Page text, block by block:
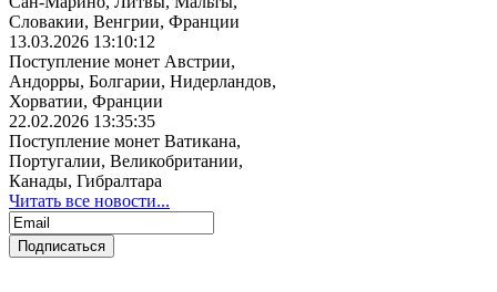
Словакии, Венгрии, Франции
13.03.2026 13:10:12
Поступление монет Австрии,
Андорры, Болгарии, Нидерландов,
Хорватии, Франции
22.02.2026 13:35:35
Поступление монет Ватикана,
Португалии, Великобритании,
Канады, Гибралтара
Читать все новости...